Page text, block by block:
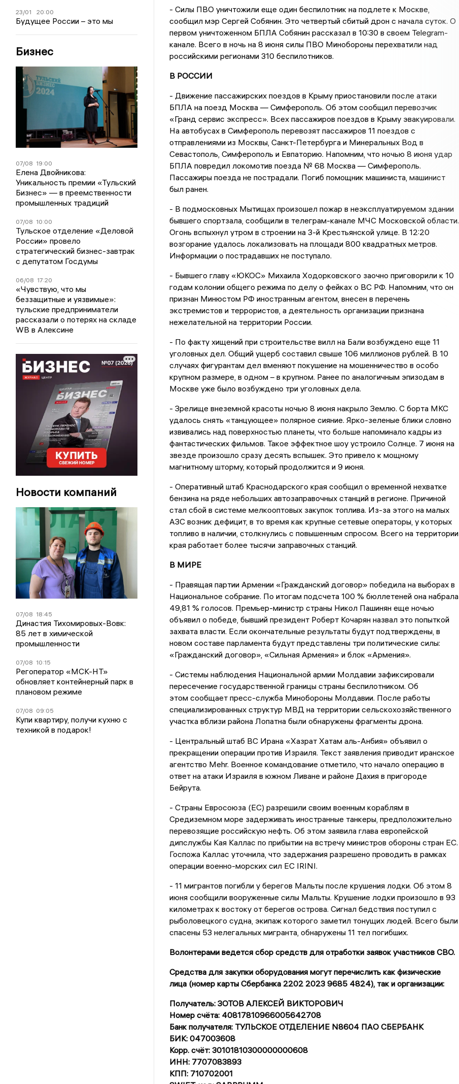
23/01 20:00
Будущее России – это мы
Бизнес
07/08 19:00
Елена Двойникова:
Уникальность премии «Тульский
Бизнес» — в преемственности
промышленных традиций
07/08 10:00
Тульское отделение «Деловой
России» провело
стратегический бизнес-завтрак
с депутатом Госдумы
06/08 17:20
«Чувствую, что мы
беззащитные и уязвимые»:
тульские предприниматели
рассказали о потерях на складе
WB в Алексине
Новости компаний
07/08 18:45
Династия Тихомировых-Вовк:
85 лет в химической
промышленности
07/08 10:15
Регоператор «МСК-НТ»
обновляет контейнерный парк в
плановом режиме
07/08 09:05
Купи квартиру, получи кухню с
техникой в подарок!
- Силы ПВО уничтожили еще один беспилотник на подлете к Москве,
сообщил мэр Сергей Собянин. Это четвертый сбитый дрон с начала суток. О
первом уничтоженном БПЛА Собянин рассказал в 10:30 в своем Telegram-
канале. Всего в ночь на 8 июня силы ПВО Минобороны перехватили над
российскими регионами 310 беспилотников.
В РОССИИ
- Движение пассажирских поездов в Крыму приостановили после атаки
БПЛА на поезд Москва — Симферополь. Об этом сообщил перевозчик
«Гранд сервис экспресс». Всех пассажиров поездов в Крыму эвакуировали.
На автобусах в Симферополь перевозят пассажиров 11 поездов с
отправлениями из Москвы, Санкт-Петербурга и Минеральных Вод в
Севастополь, Симферополь и Евпаторию. Напомним, что ночью 8 июня удар
БПЛА повредил локомотив поезда № 68 Москва — Симферополь.
Пассажиры поезда не пострадали. Погиб помощник машиниста, машинист
был ранен.
- В подмосковных Мытищах произошел пожар в неэксплуатируемом здании
бывшего спортзала, сообщили в телеграм-канале МЧС Московской области.
Огонь вспыхнул утром в строении на 3-й Крестьянской улице. В 12:20
возгорание удалось локализовать на площади 800 квадратных метров.
Информации о пострадавших не поступало.
- Бывшего главу «ЮКОС» Михаила Ходорковского заочно приговорили к 10
годам колонии общего режима по делу о фейках о ВС РФ. Напомним, что он
признан Минюстом РФ иностранным агентом, внесен в перечень
экстремистов и террористов, а деятельность организации признана
нежелательной на территории России.
- По факту хищений при строительстве вилл на Бали возбуждено еще 11
уголовных дел. Общий ущерб составил свыше 106 миллионов рублей. В 10
случаях фигурантам дел вменяют покушение на мошенничество в особо
крупном размере, в одном – в крупном. Ранее по аналогичным эпизодам в
Москве уже было возбуждено три уголовных дела.
- Зрелище внеземной красоты ночью 8 июня накрыло Землю. С борта МКС
удалось снять «танцующее» полярное сияние. Ярко-зеленые блики словно
извивались над поверхностью планеты, что больше напоминало кадры из
фантастических фильмов. Такое эффектное шоу устроило Солнце. 7 июня на
звезде произошло сразу десять вспышек. Это привело к мощному
магнитному шторму, который продолжится и 9 июня.
- Оперативный штаб Краснодарского края сообщил о временной нехватке
бензина на ряде небольших автозаправочных станций в регионе. Причиной
стал сбой в системе мелкооптовых закупок топлива. Из-за этого на малых
АЗС возник дефицит, в то время как крупные сетевые операторы, у которых
топливо в наличии, столкнулись с повышенным спросом. Всего на территории
края работает более тысячи заправочных станций.
В МИРЕ
- Правящая партии Армении «Гражданский договор» победила на выборах в
Национальное собрание. По итогам подсчета 100 % бюллетеней она набрала
49,81 % голосов. Премьер-министр страны Никол Пашинян еще ночью
объявил о победе, бывший президент Роберт Кочарян назвал это попыткой
захвата власти. Если окончательные результаты будут подтверждены, в
новом составе парламента будут представлены три политические силы:
«Гражданский договор», «Сильная Армения» и блок «Армения».
- Системы наблюдения Национальной армии Молдавии зафиксировали
пересечение государственной границы страны беспилотником. Об
этом сообщает пресс-служба Минобороны Молдавии. После работы
специализированных структур МВД на территории сельскохозяйственного
участка вблизи района Лопатна были обнаружены фрагменты дрона.
- Центральный штаб ВС Ирана «Хазрат Хатам аль-Анбия» объявил о
прекращении операции против Израиля. Текст заявления приводит иранское
агентство Mehr. Военное командование отметило, что начало операцию в
ответ на атаки Израиля в южном Ливане и районе Дахия в пригороде
Бейрута.
- Страны Евросоюза (ЕС) разрешили своим военным кораблям в
Средиземном море задерживать иностранные танкеры, предположительно
перевозящие российскую нефть. Об этом заявила глава европейской
дипслужбы Кая Каллас по прибытии на встречу министров обороны стран ЕС.
Госпожа Каллас уточнила, что задержания разрешено проводить в рамках
операции военно-морских сил ЕС IRINI.
- 11 мигрантов погибли у берегов Мальты после крушения лодки. Об этом 8
июня сообщили вооруженные силы Мальты. Крушение лодки произошло в 93
километрах к востоку от берегов острова. Сигнал бедствия поступил с
рыболовецкого судна, экипаж которого заметил тонущих людей. Всего были
спасены 53 нелегальных мигранта, обнаружены 11 тел погибших.
Волонтерами ведется сбор средств для отработки заявок участников СВО.
Средства для закупки оборудования могут перечислить как физические
лица (номер карты Сбербанка 2202 2023 9685 4824), так и организации:
Получатель: ЗОТОВ АЛЕКСЕЙ ВИКТОРОВИЧ
Номер счёта: 40817810966005642708
Банк получателя: ТУЛЬСКОЕ ОТДЕЛЕНИЕ N8604 ПАО СБЕРБАНК
БИК: 047003608
Корр. счёт: 30101810300000000608
ИНН: 7707083893
КПП: 710702001